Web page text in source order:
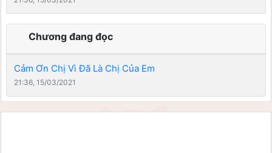
Chương đang đọc
Cảm Ơn Chị Vì Đã Là Chị Của Em
21:36, 15/03/2021